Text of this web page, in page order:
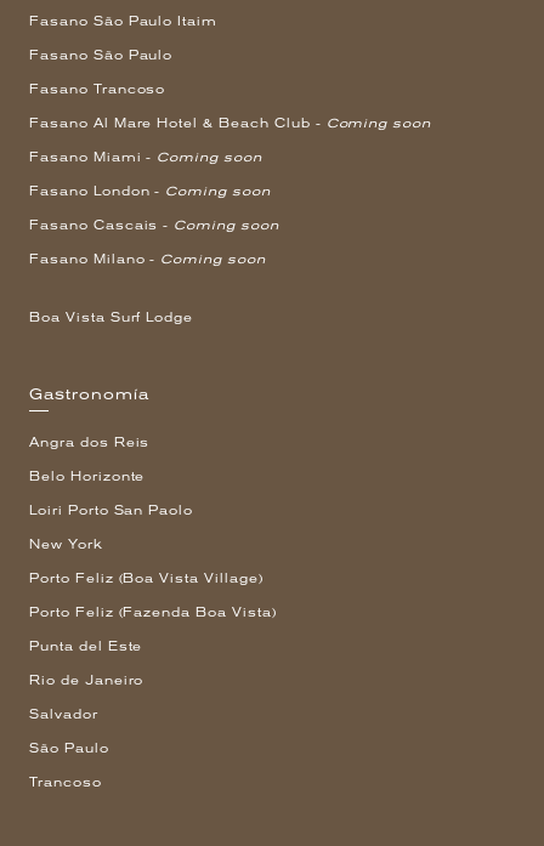
Fasano São Paulo Itaim
Fasano São Paulo
Fasano Trancoso
Fasano Al Mare Hotel & Beach Club - Coming soon
Fasano Miami - Coming soon
Fasano London - Coming soon
Fasano Cascais - Coming soon
Fasano Milano - Coming soon
Boa Vista Surf Lodge
Gastronomía
Angra dos Reis
Belo Horizonte
Loiri Porto San Paolo
New York
Porto Feliz (Boa Vista Village)
Porto Feliz (Fazenda Boa Vista)
Punta del Este
Rio de Janeiro
Salvador
São Paulo
Trancoso